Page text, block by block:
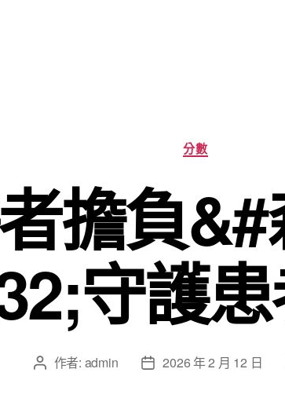
分
類
分數
擔負
守護
文 作者: admin
文 2026 年 2 月 12 日